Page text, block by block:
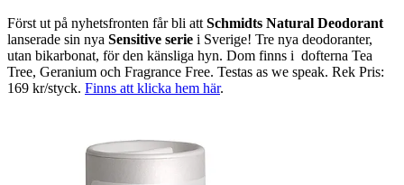
Först ut på nyhetsfronten får bli att Schmidts Natural Deodorant
lanserade sin nya Sensitive serie i Sverige! Tre nya deodoranter,
utan bikarbonat, för den känsliga hyn. Dom finns i dofterna Tea
Tree, Geranium och Fragrance Free. Testas as we speak. Rek Pris:
169 kr/styck. Finns att klicka hem här.